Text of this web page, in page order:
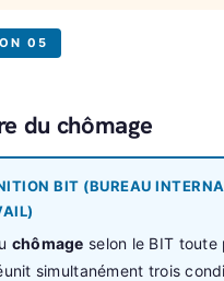
05
du chômage
BIT (BUREAU
chômage selon le BIT toute
simultanément trois